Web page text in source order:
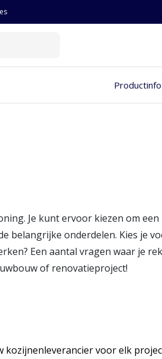
Productinfo
Je kunt ervoor kiezen om
belangrijke onderdelen. Kies je
Een aantal vragen waar je
of renovatieproject!
voor elk